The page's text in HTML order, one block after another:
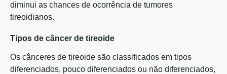
diminui as chances de ocorrência de tumores
tireoidianos.
Tipos de câncer de tireoide
Os cânceres de tireoide são classificados em tipos
diferenciados, pouco diferenciados ou não diferenciados,